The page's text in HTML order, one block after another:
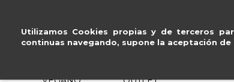
Utilizamos Cookies propias y de terceros
continuas navegando, supone la aceptación